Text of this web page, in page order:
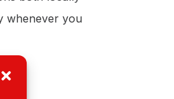
whenever you